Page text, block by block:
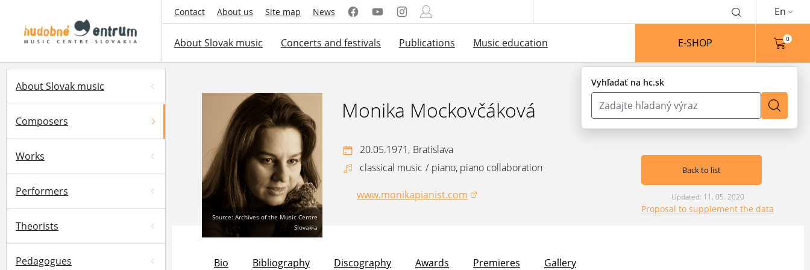
Contact About us Site map News
Vyhľadať na hc.sk
En
About Slovak music Concerts and festivals Publications Music education E-SHOP 0
About Slovak music
Composers
Works
Performers
Theorists
Pedagogues
Source: Archives of the Music Centre
Slovakia
Monika Mockovčáková
20.05.1971, Bratislava
classical music / piano, piano collaboration
www.monikapianist.com
(opens in a new window)
Back to list
Updated: 11. 05. 2020
Proposal to supplement the data
Bio Bibliography Discography Awards Premieres Gallery